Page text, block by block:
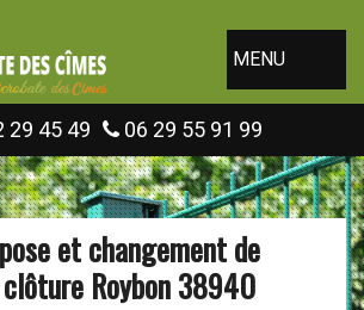
MENU
29 45 49 06 29 55 91 99
et changement de
Roybon 38940